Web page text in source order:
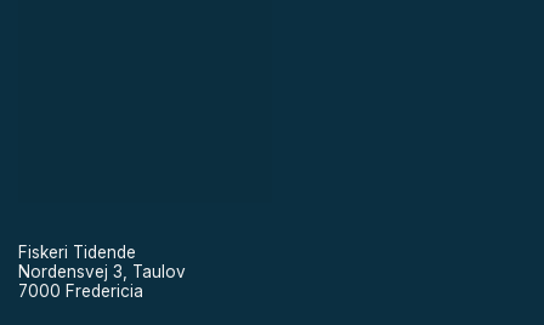
Fiskeri Tidende
Nordensvej 3, Taulov
7000 Fredericia